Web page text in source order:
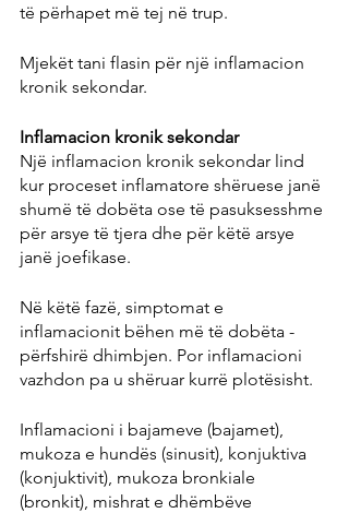
të përhapet më tej në trup.
Mjekët tani flasin për një inflamacion
kronik sekondar.
Inflamacion kronik sekondar
Një inflamacion kronik sekondar lind
kur proceset inflamatore shëruese janë
shumë të dobëta ose të pasuksesshme
për arsye të tjera dhe për këtë arsye
janë joefikase.
Në këtë fazë, simptomat e
inflamacionit bëhen më të dobëta -
përfshirë dhimbjen. Por inflamacioni
vazhdon pa u shëruar kurrë plotësisht.
Inflamacioni i bajameve (bajamet),
mukoza e hundës (sinusit), konjuktiva
(konjuktivit), mukoza bronkiale
(bronkit), mishrat e dhëmbëve